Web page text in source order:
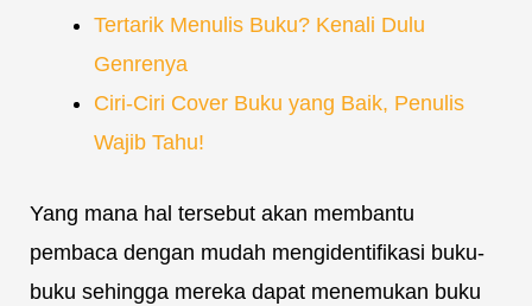
Tertarik Menulis Buku? Kenali Dulu
Genrenya
Ciri-Ciri Cover Buku yang Baik, Penulis
Wajib Tahu!
Yang mana hal tersebut akan membantu
pembaca dengan mudah mengidentifikasi buku-
buku sehingga mereka dapat menemukan buku